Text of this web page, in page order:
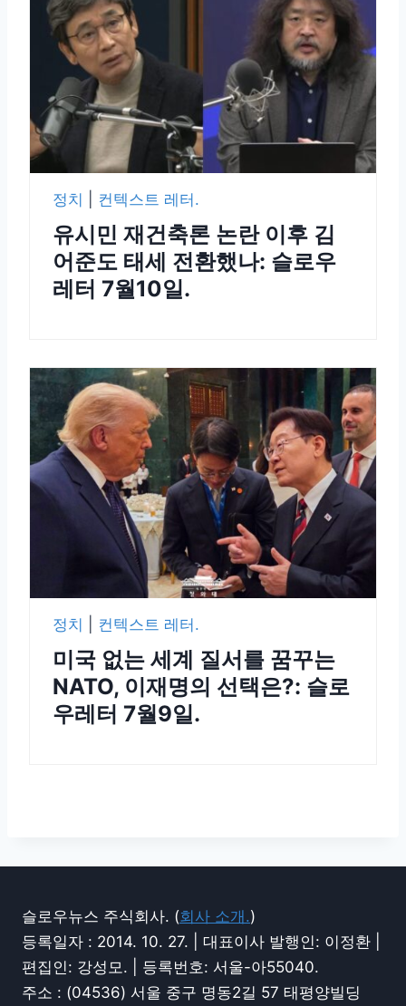
정치 컨텍스트 레터.
유시민 재건축론 논란 이후 김
어준도 태세 전환했나: 슬로우
레터 7월10일.
정치 컨텍스트 레터.
미국 없는 세계 질서를 꿈꾸는
NATO, 이재명의 선택은?: 슬로
우레터 7월9일.
슬로우뉴스 주식회사. (회사 소개.)
등록일자 : 2014. 10. 27. | 대표이사 발행인: 이정환 |
편집인: 강성모. | 등록번호: 서울-아55040.
주소 : (04536) 서울 중구 명동2길 57 태평양빌딩